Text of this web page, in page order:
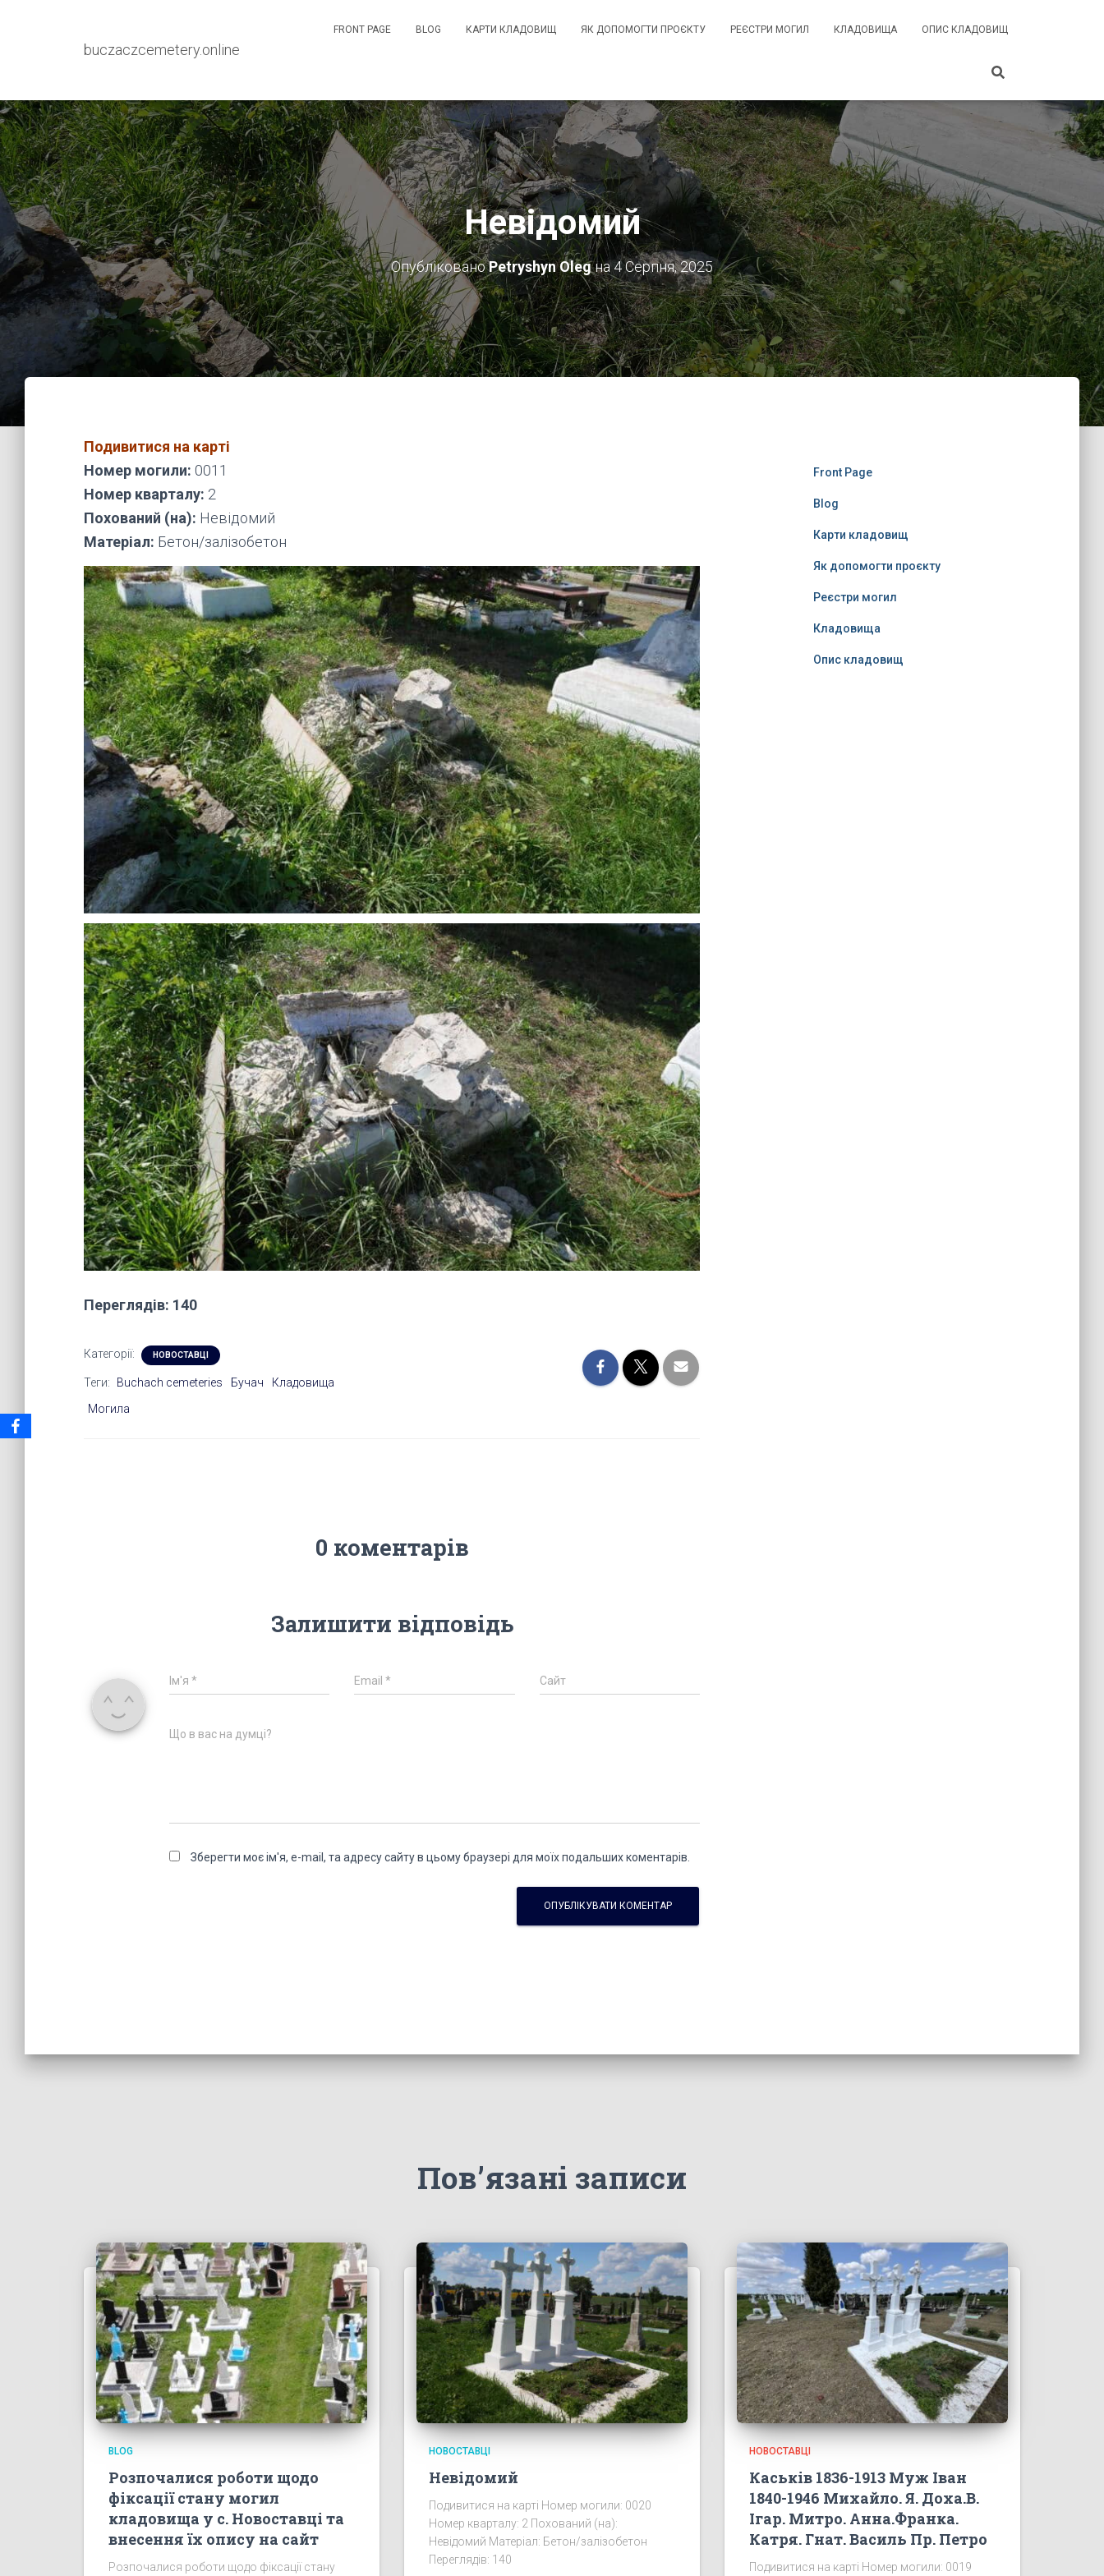
buczaczcemetery.online
FRONT PAGE BLOG КАРТИ КЛАДОВИЩ ЯК ДОПОМОГТИ ПРОЄКТУ РЕЄСТРИ МОГИЛ КЛАДОВИЩА ОПИС КЛАДОВИЩ
Невідомий
ОпублікованоPetryshyn Olegна4 Серпня, 2025
Подивитися на карті
Номер могили: 0011
Номер кварталу: 2
Похований (на): Невідомий
Матеріал: Бетон/залізобетон
Переглядів: 140
Категорії: НОВОСТАВЦІ
Теги: Buchach cemeteries Бучач
Кладовища
Могила
0 коментарів
Залишити відповідь
Ім'я * Email* Сайт
Що в вас на думці?
Зберегти моє ім'я, e-mail, та адресу сайту в цьому браузері для моїх подальших коментарів.
Front Page
Blog
Карти кладовищ
Як допомогти проєкту
Реєстри могил
Кладовища
Опис кладовищ
Пов’язані записи
BLOG
Розпочалися роботи щодо
фіксації стану могил
кладовища у с. Новоставці та
внесення їх опису на сайт
Розпочалися роботи щодо фіксації стану
НОВОСТАВЦІ
Невідомий
Подивитися на карті Номер могили: 0020
Номер кварталу: 2 Похований (на):
Невідомий Матеріал: Бетон/залізобетон
Переглядів: 140
НОВОСТАВЦІ
Каськів 1836-1913 Муж Іван
1840-1946 Михайло. Я. Доха.В.
Ігар. Митро. Анна.Франка.
Катря. Гнат. Василь Пр. Петро
Подивитися на карті Номер могили: 0019